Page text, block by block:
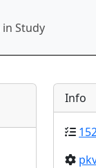
in Study
Info